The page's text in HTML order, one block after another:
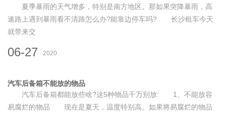
夏季暴雨的天气增多，特别是南方地区。那如果突降暴雨，高
速路上遇到暴雨看不清路怎么办?能靠边停车吗? 长沙租车今天
就带来交
06-27 2020
汽车后备箱不能放的物品
汽车后备箱都能放些啥?这5种物品千万别放: 1、不能放容
易腐烂的物品 现在是夏天，温度特别高。如果将易腐烂的物品